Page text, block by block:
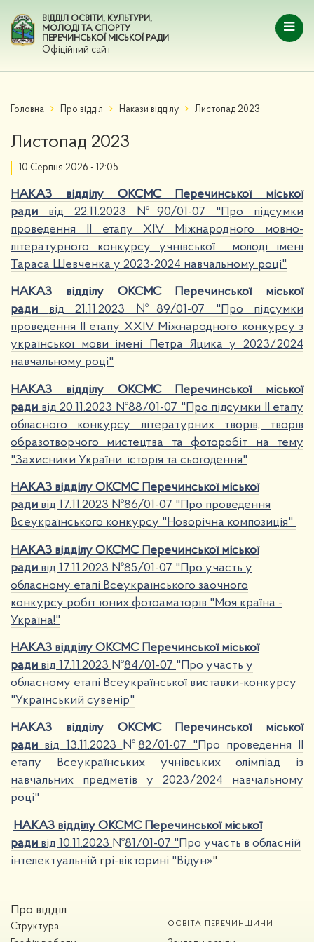
ВІДДІЛ ОСВІТИ, КУЛЬТУРИ,
МОЛОДІ ТА СПОРТУ
ПЕРЕЧИНСЬКОЇ МІСЬКОЇ РАДИ
Офіційний сайт
Головна Про відділ Накази відділу Листопад 2023
Листопад 2023
10 Серпня 2026 - 12:05
НАКАЗ відділу ОКСМС Перечинської міської
ради від 22.11.2023 №90/01-07 "Про підсумки
проведення ІІ етапу ХІV Міжнародного мовно-
літературного конкурсу учнівської молоді імені
Тараса Шевченка у 2023-2024 навчальному році"
НАКАЗ відділу ОКСМС Перечинської міської
ради від 21.11.2023 №89/01-07 "Про підсумки
проведення ІІ етапу XXIV Міжнародного конкурсу з
української мови імені Петра Яцика у 2023/2024
навчальному році"
НАКАЗ відділу ОКСМС Перечинської міської
ради від 20.11.2023 №88/01-07 "Про підсумки ІІ етапу
обласного конкурсу літературних творів, творів
образотворчого мистецтва та фоторобіт на тему
"Захисники України: історія та сьогодення"
НАКАЗ відділу ОКСМС Перечинської міської
ради від 17.11.2023 №86/01-07 "Про проведення
Всеукраїнського конкурсу "Новорічна композиція"
НАКАЗ відділу ОКСМС Перечинської міської
ради від 17.11.2023 №85/01-07 "Про участь у
обласному етапі Всеукраїнського заочного
конкурсу робіт юних фотоаматорів "Моя країна -
Україна!"
НАКАЗ відділу ОКСМС Перечинської міської
ради від 17.11.2023 №84/01-07 "Про участь у
обласному етапі Всеукраїнської виставки-конкурсу
"Український сувенір"
НАКАЗ відділу ОКСМС Перечинської міської
ради від 13.11.2023 №82/01-07 "Про проведення ІІ
етапу Всеукраїнських учнівських олімпіад із
навчальних предметів у 2023/2024 навчальному
році"
НАКАЗ відділу ОКСМС Перечинської міської
ради від 10.11.2023 №81/01-07 " Про участь в обласній
інтелектуальній грі-вікторині "Відун»"
Про відділ
Структура
ОСВІТА ПЕРЕЧИНЩИНИ